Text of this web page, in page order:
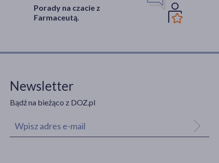
Porady na czacie z
Farmaceutą.
Newsletter
Bądź na bieżąco z DOZ.pl